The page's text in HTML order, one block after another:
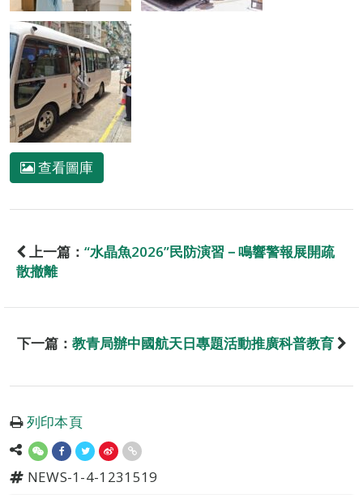
查看圖庫
上一篇： “水晶魚2026”民防演習－鳴響警報展開疏
散撤離
下一篇： 教青局辦中國航天日專題活動推廣科普教育
列印本頁
NEWS-1-4-1231519